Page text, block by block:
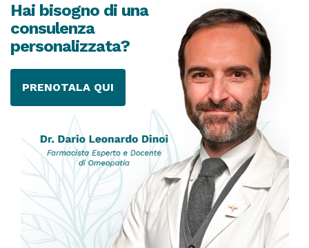
Hai bisogno di una
consulenza
personalizzata?
PRENOTALA QUI